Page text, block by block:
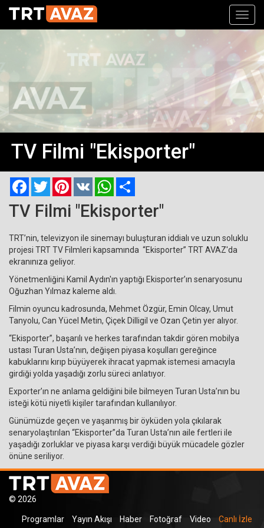
TV Filmi "Ekisporter"
FacebookTwitterPinterest
VK WhatsApp
TV Filmi "Ekisporter"
TRT’nin, televizyon ile sinemayı buluşturan iddialı ve uzun soluklu
projesi TRT TV Filmleri kapsamında “Ekisporter” TRT AVAZ'da
ekranınıza geliyor.
Yönetmenliğini Kamil Aydın'ın yaptığı Ekisporter’ın senaryosunu
Oğuzhan Yılmaz kaleme aldı.
Filmin oyuncu kadrosunda, Mehmet Özgür, Emin Olcay, Umut
Tanyolu, Can Yücel Metin, Çiçek Dilligil ve Ozan Çetin yer alıyor.
“Ekisporter”, başarılı ve herkes tarafından takdir gören mobilya
ustası Turan Usta’nın, değişen piyasa koşulları gereğince
kabuklarını kırıp büyüyerek ihracat yapmak istemesi amacıyla
girdiği yolda yaşadığı zorlu süreci anlatıyor.
Exporter’ın ne anlama geldiğini bile bilmeyen Turan Usta’nın bu
isteği kötü niyetli kişiler tarafından kullanılıyor.
Günümüzde geçen ve yaşanmış bir öyküden yola çıkılarak
senaryolaştırılan “Ekisporter”da Turan Usta’nın aile fertleri ile
yaşadığı zorluklar ve piyasa karşı verdiği büyük mücadele gözler
önüne seriliyor.
© 2026
Programlar Yayın Akışı Haber Fotoğraf Video Canlı İzle